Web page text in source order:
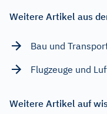
Weitere Artikel aus
Bau und
Flugzeuge und
Weitere Artikel auf